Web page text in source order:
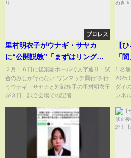
プロレス
里村明衣子がウナギ・サヤカ
に“公開説教”「まずはリング上
だろ」【2・16対戦前に会見】懲
りないウナギ「堅物メイメイ」
呼ばわり
２月１６日に後楽園ホールで文字通り１試
合のみしか行わない“ワンマッチ興行”を行
うウナギ・サヤカと対戦相手の里村明衣子
が３日、試合会場での記者...
【
「
チ
き 2
1:名
ダイ
ンネ